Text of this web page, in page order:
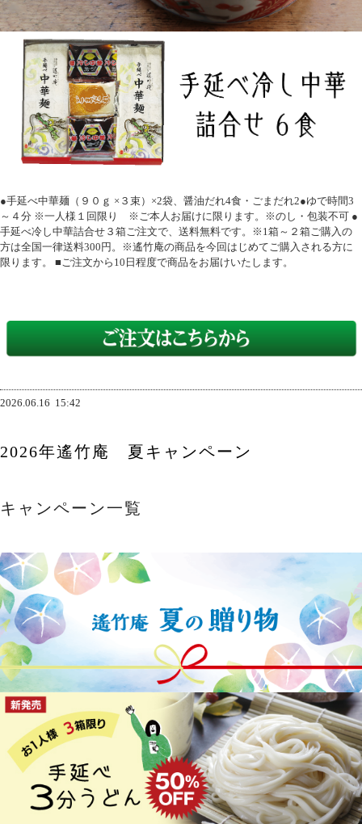
●手延べ中華麺（９０ｇ ×３束）×2袋、醤油だれ4食・ごまだれ2●ゆで時間3
～４分 ※一人様１回限り ※ご本人お届けに限ります。※のし・包装不可 ●
手延べ冷し中華詰合せ３箱ご注文で、送料無料です。※1箱～２箱ご購入の
方は全国一律送料300円。※遙竹庵の商品を今回はじめてご購入される方に
限ります。 ■ご注文から10日程度で商品をお届けいたします。
2026.06.16 15:42
2026年遙竹庵 夏キャンペーン
キャンペーン一覧